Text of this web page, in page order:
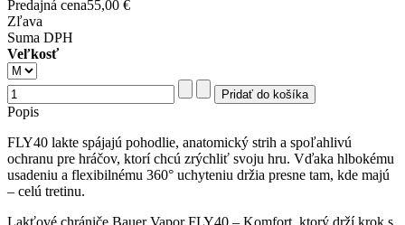
Predajná cena55,00 €
Zľava
Suma DPH
Veľkosť
Popis
FLY40 lakte spájajú pohodlie, anatomický strih a spoľahlivú
ochranu pre hráčov, ktorí chcú zrýchliť svoju hru. Vďaka hlbokému
usadeniu a flexibilnému 360° uchyteniu držia presne tam, kde majú
– celú tretinu.
Lakťové chrániče Bauer Vapor FLY40 – Komfort, ktorý drží krok s